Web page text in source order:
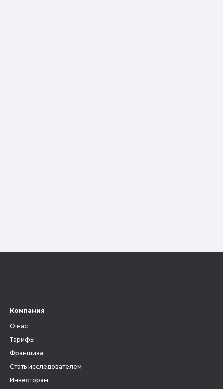
Компания
О нас
Тарифы
Франшиза
Стать исследователем
Инвесторам